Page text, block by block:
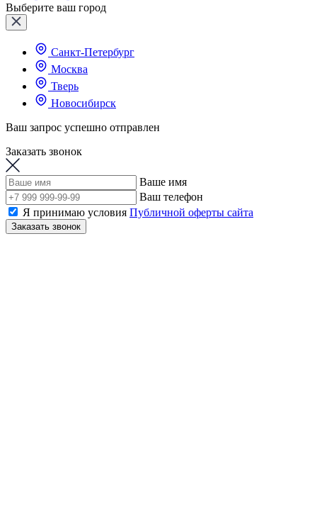
Выберите ваш город
Санкт-Петербург
Москва
Тверь
Новосибирск
Ваш запрос успешно отправлен
Заказать звонок
Ваше имя
Ваш телефон
Я принимаю условия Публичной оферты сайта
Заказать звонок